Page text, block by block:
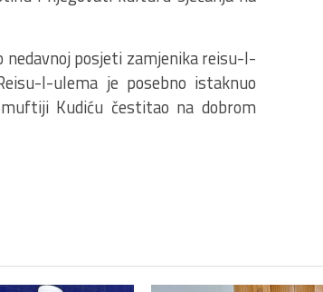
posjeti zamjenika reisu-l-
l-ulema je posebno istaknuo
Kudiću čestitao na dobrom